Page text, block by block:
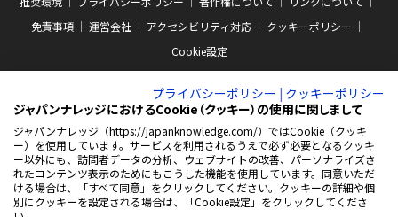
免責事項
運営会社 アクセシビリティ対応
クッキーポリシー
Cookie設定
ABJマークは、この電子書店・電子書籍配信サービスが、著作権者からコンテン
ツ使用許諾を得た正規版配信サービスであることを示す商標（登録番号 第
10981000号）です。ABJマークの詳細、ABJマークを掲示しているサービスの一
覧はこちらをご覧ください。
AEBS 電子出版制作・流通協議会
https://aebs.or.jp/
新
プライバシーポリシー | クッキーポリシー
ジャパンナレッジにおけるCookie（クッキー）の使用に関しまして
ジャパンナレッジ（https://japanknowledge.com/）ではCookie（クッキ
ー）を使用しています。サービスを利用されるうえで必ず必要となるクッキ
ー以外にも、訪問者データの分析、ウェブサイトの改善、パーソナライズさ
れたコンテンツ表示のためにもこうした機能を使用しています。同意いただ
ける場合は、「すべて同意」をクリックしてください。クッキーの詳細や個
別にクッキーを設定される場合は、「Cookie設定」をクリックしてくださ